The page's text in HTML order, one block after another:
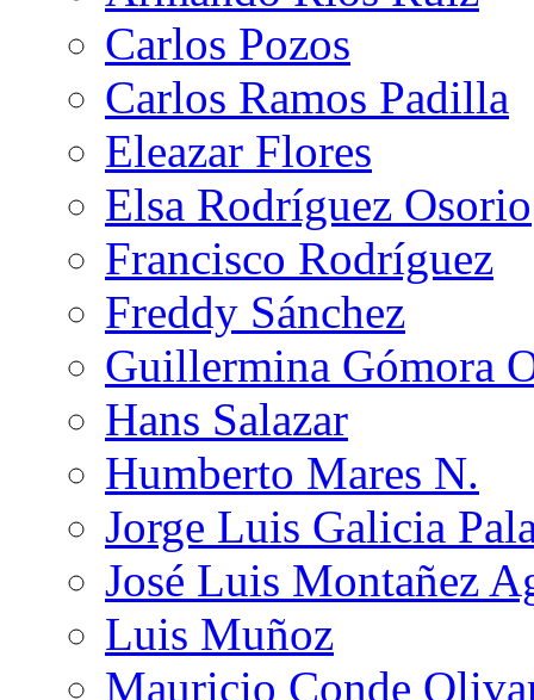
Carlos Pozos
Carlos Ramos Padilla
Eleazar Flores
Elsa Rodríguez Osorio
Francisco Rodríguez
Freddy Sánchez
Guillermina Gómora
Hans Salazar
Humberto Mares N.
Jorge Luis Galicia
José Luis Montañez
Luis Muñoz
Mauricio Conde